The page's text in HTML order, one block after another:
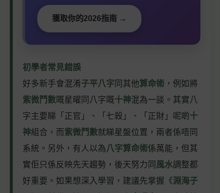
獲取你的2026指南 →
初學者常見錯誤
好多新手會混淆子平八字 同其他算命術 ，例如將
紫微鬥數嘅星曜同八字嘅十神混為一談。其實八
字主要睇「正官」、「七殺」、「正財」呢啲十
神組合，而紫微鬥數就睇星盤位置，兩者係唔同
系統。另外，有人以為八字算命術係萬能，但其
實佢只係反映先天趨勢，後天努力同 風水調整都
好重要。如果想深入學習，建議先掌握《淵海子